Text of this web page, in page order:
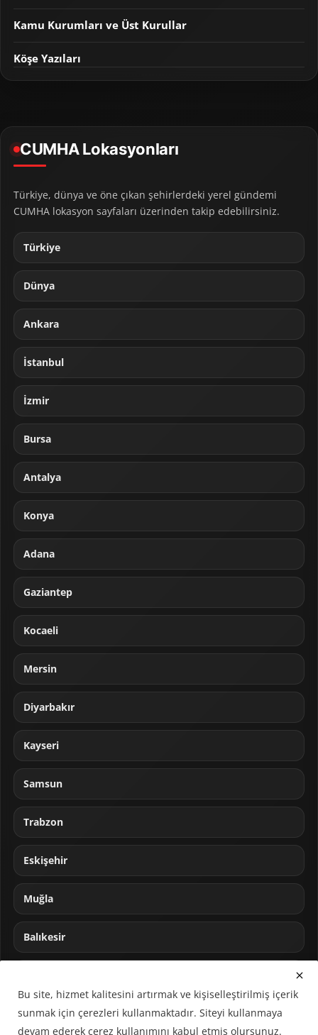
Kamu Kurumları ve Üst Kurullar
Köşe Yazıları
CUMHA Lokasyonları
Türkiye, dünya ve öne çıkan şehirlerdeki yerel gündemi
CUMHA lokasyon sayfaları üzerinden takip edebilirsiniz.
Türkiye
Dünya
Ankara
İstanbul
İzmir
Bursa
Antalya
Konya
Adana
Gaziantep
Kocaeli
Mersin
Diyarbakır
Kayseri
Samsun
Trabzon
Eskişehir
Muğla
Balıkesir
Bu site, hizmet kalitesini artırmak ve kişiselleştirilmiş içerik
sunmak için çerezleri kullanmaktadır. Siteyi kullanmaya
devam ederek çerez kullanımını kabul etmiş olursunuz.